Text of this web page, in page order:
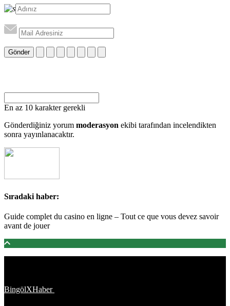
Gönder
En az 10 karakter gerekli
Gönderdiğiniz yorum moderasyon ekibi tarafından incelendikten
sonra yayınlanacaktır.
Sıradaki haber:
Guide complet du casino en ligne – Tout ce que vous devez savoir
avant de jouer
BingölXHaber